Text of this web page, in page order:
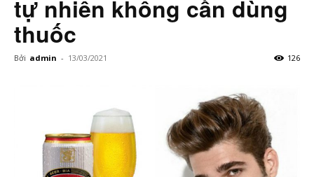
tự nhiên không cần dùng
thuốc
Bởi admin - 13/03/2021 126